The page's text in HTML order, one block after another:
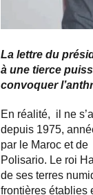
La lettre du
à une tierce
convoquer
En réalité, il ne
depuis 1975,
par le Maroc et
Polisario. Le roi
de ses terres
frontières établies